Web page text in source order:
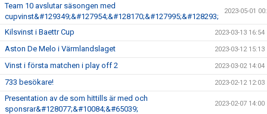
Team 10 avslutar säsongen med
cupvinst&#129349;&#127954;&#128170;&#127995;&#128293;
2023-05-01
Kilsvinst i Baettr Cup 2023-03-13 16:54
Aston De Melo i Värmlandslaget 2023-03-12 15:13
Vinst i första matchen i play off 2 2023-03-02 14:04
733 besökare! 2023-02-12 12:03
Presentation av de som hittills är med och
sponsrar&#128077;&#10084;&#65039;
2023-02-07 14:00